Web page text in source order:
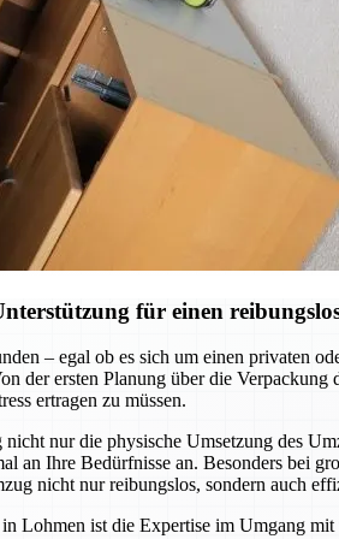
für einen
– egal ob es sich um einen privaten
der ersten Planung über die
ertragen zu müssen.
nur die physische Umsetzung des
an Ihre Bedürfnisse an. Besonders bei
nicht nur reibungslos, sondern auch
Lohmen ist die Expertise im Umgang